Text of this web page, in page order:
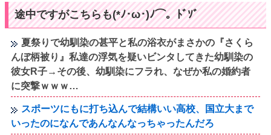
途中ですがこちらも(*ﾉ･ω･)ﾉ⌒。ﾄﾞｿﾞ
夏祭りで幼馴染の甚平と私の浴衣がまさかの『さくら
んぼ柄被り』私達の浮気を疑いビンタしてきた幼馴染の
彼女R子→その後、幼馴染にフラれ、なぜか私の婚約者
に突撃ｗｗｗ…
スポーツにもに打ち込んで結構いい高校、国立大まで
いったのになんであんなんなっちゃったんだろ